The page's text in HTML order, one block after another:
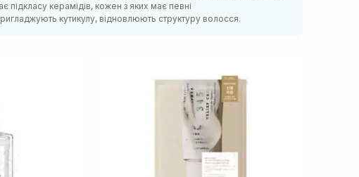
підкласу керамідів, кожен з яких має певні
кутикулу, відновлюють структуру волосся.